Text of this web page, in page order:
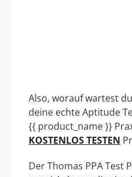
Also, worauf wartest
deine echte Aptitude
{{ product_name }}
KOSTENLOS TESTEN
Der Thomas PPA Test